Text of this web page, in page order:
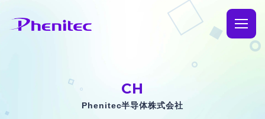
CH
Phenitec半导体株式会社